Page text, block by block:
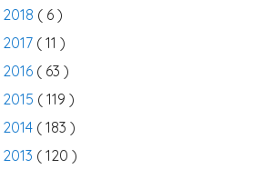
2018 ( 6 )
2017 ( 11 )
2016 ( 63 )
2015 ( 119 )
2014 ( 183 )
2013 ( 120 )